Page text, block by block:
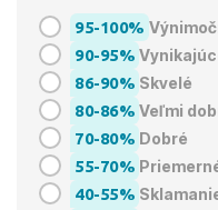
95-100%
90-95%
86-90% Skvelé
80-86% Veľmi
70-80% Dobré
55-70%
40-55%